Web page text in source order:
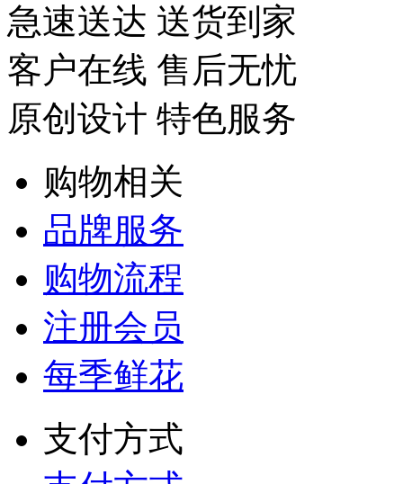
急速送达 送货到家
客户在线 售后无忧
原创设计 特色服务
购物相关
品牌服务
购物流程
注册会员
每季鲜花
支付方式